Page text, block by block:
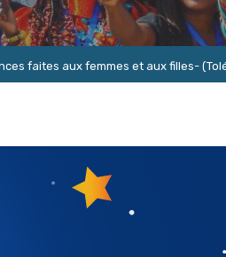
faites aux femmes et aux filles-